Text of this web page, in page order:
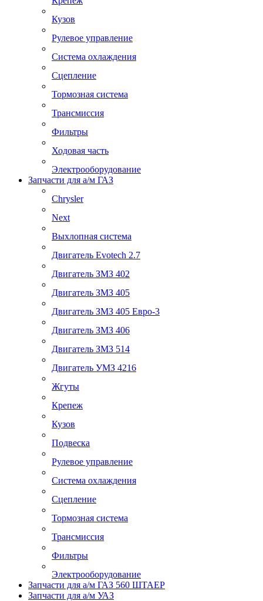
Кузов
Рулевое управление
Система охлаждения
Сцепление
Тормозная система
Трансмиссия
Фильтры
Ходовая часть
Электрооборудование
Запчасти для а/м ГАЗ
Chrysler
Next
Выхлопная система
Двигатель Evotech 2.7
Двигатель ЗМЗ 402
Двигатель ЗМЗ 405
Двигатель ЗМЗ 405 Евро-3
Двигатель ЗМЗ 406
Двигатель ЗМЗ 514
Двигатель УМЗ 4216
Жгуты
Крепеж
Кузов
Подвеска
Рулевое управление
Система охлаждения
Сцепление
Тормозная система
Трансмиссия
Фильтры
Электрооборудование
Запчасти для а/м ГАЗ 560 ШТАЕР
Запчасти для а/м УАЗ